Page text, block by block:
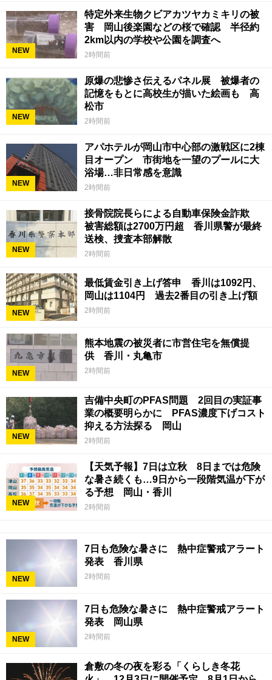
NEW
特定外来生物クビアカツヤカミキリの被
害 岡山後楽園などの桜で確認 半径約
2km以内の学校や公園を調査へ
2時間前
NEW
原爆の悲惨さ伝えるパネル展 被爆者の
記憶をもとに高校生が描いた絵画も 高
松市
2時間前
NEW
アパホテルが岡山市中心部の激戦区に2棟
目オープン 市街地を一望のプールに大
浴場…非日常感を意識
2時間前
NEW
接骨院院長らによる自動車保険金詐欺
被害総額は2700万円超 香川県警が最終
送検、捜査本部解散
2時間前
NEW
最低賃金引き上げ答申 香川は1092円、
岡山は1104円 過去2番目の引き上げ額
2時間前
NEW
熊本地震の被災者に市営住宅を無償提
供 香川・丸亀市
2時間前
NEW
吉備中央町のPFAS問題 2回目の実証事
業の概要明らかに PFAS濃度下げコスト
抑える方法探る 岡山
2時間前
NEW
【天気予報】7日は立秋 8日までは危険
な暑さ続くも…9日から一段階気温が下が
る予想 岡山・香川
2時間前
NEW
7日も危険な暑さに 熱中症警戒アラート
発表 香川県
2時間前
NEW
7日も危険な暑さに 熱中症警戒アラート
発表 岡山県
2時間前
倉敷の冬の夜を彩る「くらしき冬花